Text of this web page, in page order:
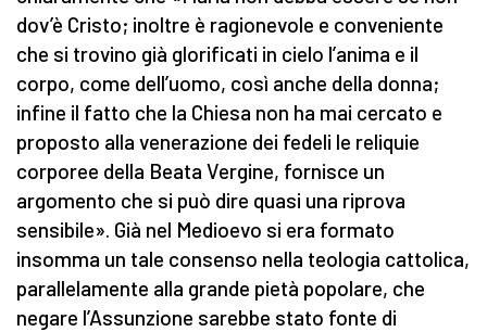
dov’è Cristo; inoltre è ragionevole e conveniente
che si trovino già glorificati in cielo l’anima e il
corpo, come dell’uomo, così anche della donna;
infine il fatto che la Chiesa non ha mai cercato e
proposto alla venerazione dei fedeli le reliquie
corporee della Beata Vergine, fornisce un
argomento che si può dire quasi una riprova
sensibile». Già nel Medioevo si era formato
insomma un tale consenso nella teologia cattolica,
parallelamente alla grande pietà popolare, che
negare l’Assunzione sarebbe stato fonte di